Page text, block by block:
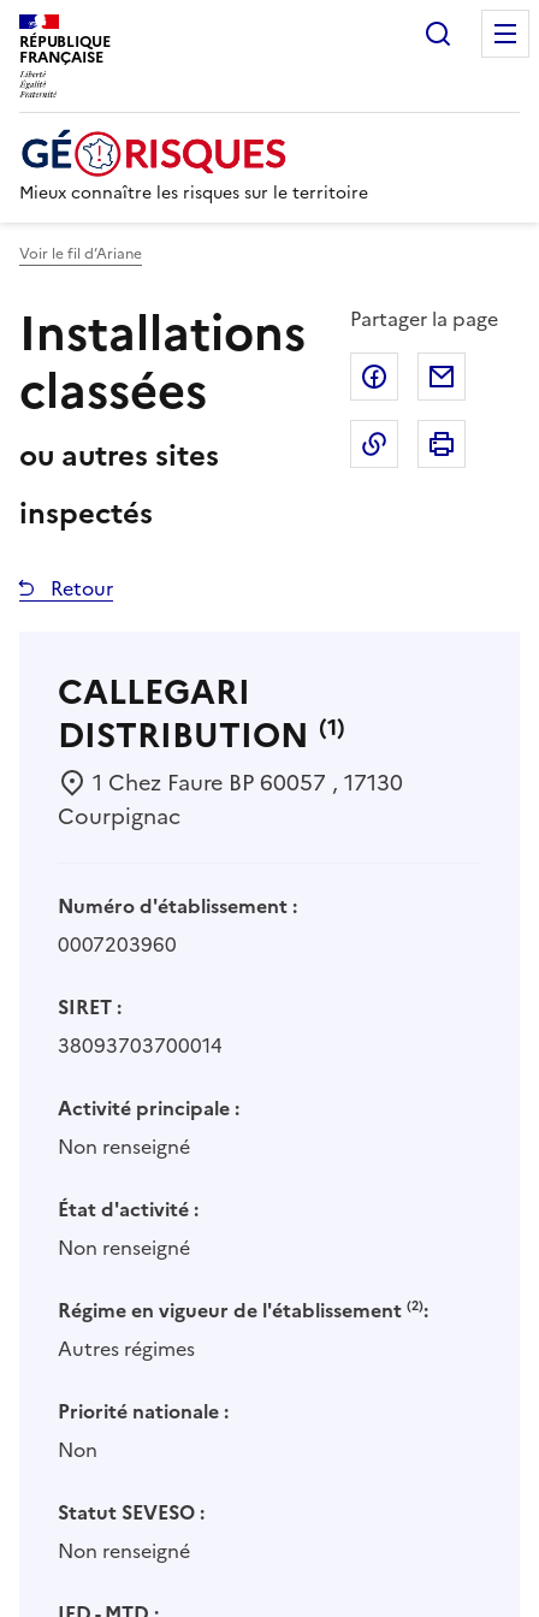
RÉPUBLIQUE
FRANÇAISE
Mieux connaître les risques sur le territoire
Voir le fil d’Ariane
Installations
classées
ou autres sites
inspectés
Partager la page
Partager sur
Copier dans
Retour
CALLEGARI
DISTRIBUTION (1)
1 Chez Faure BP 60057 , 17130
Courpignac
Numéro d'établissement :
0007203960
SIRET :
38093703700014
Activité principale :
Non renseigné
État d'activité :
Non renseigné
Régime en vigueur de l'établissement (2):
Autres régimes
Priorité nationale :
Non
Statut SEVESO :
Non renseigné